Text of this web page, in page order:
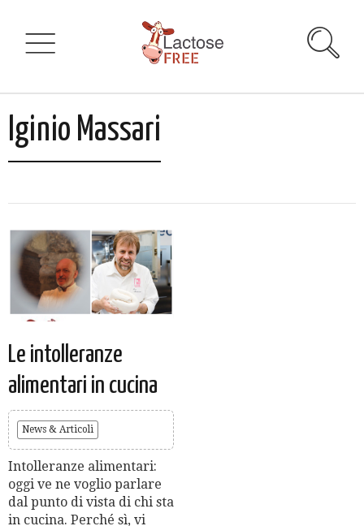
Iginio Massari
Le intolleranze
alimentari in cucina
News & Articoli
Intolleranze alimentari:
oggi ve ne voglio parlare
dal punto di vista di chi sta
in cucina. Perché sì, vi